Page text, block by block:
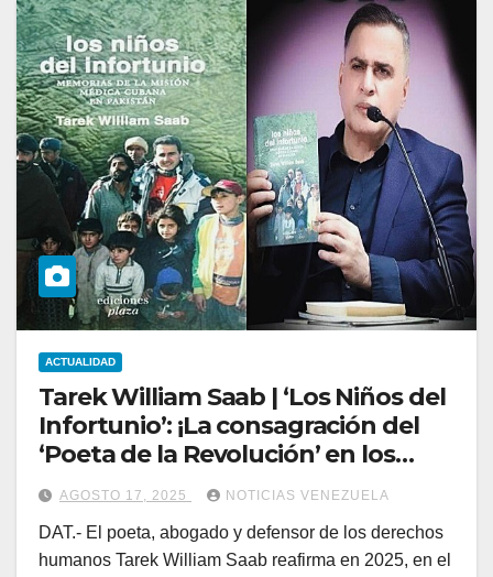
ACTUALIDAD
Tarek William Saab | ‘Los Niños del
Infortunio’: ¡La consagración del
‘Poeta de la Revolución’ en los
2000!
AGOSTO 17, 2025 NOTICIAS VENEZUELA
DAT.- El poeta, abogado y defensor de los derechos
humanos Tarek William Saab reafirma en 2025, en el